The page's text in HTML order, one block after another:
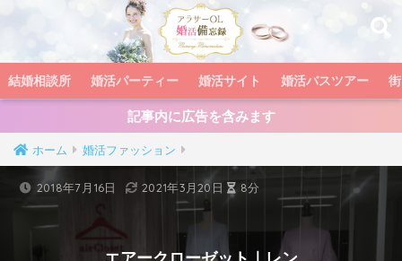
結婚相談所 婚活パーティー 婚活サイト 婚活バスツアー
記事内に広告を含みます
ホーム 婚活ファッション
2018年7月16日 2021年3月20日 8分